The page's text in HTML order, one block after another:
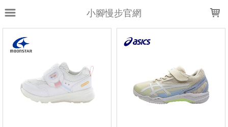
小腳慢步官網
上架時間
全部樣式 S 粉
銀白
粉白
米
紅藍